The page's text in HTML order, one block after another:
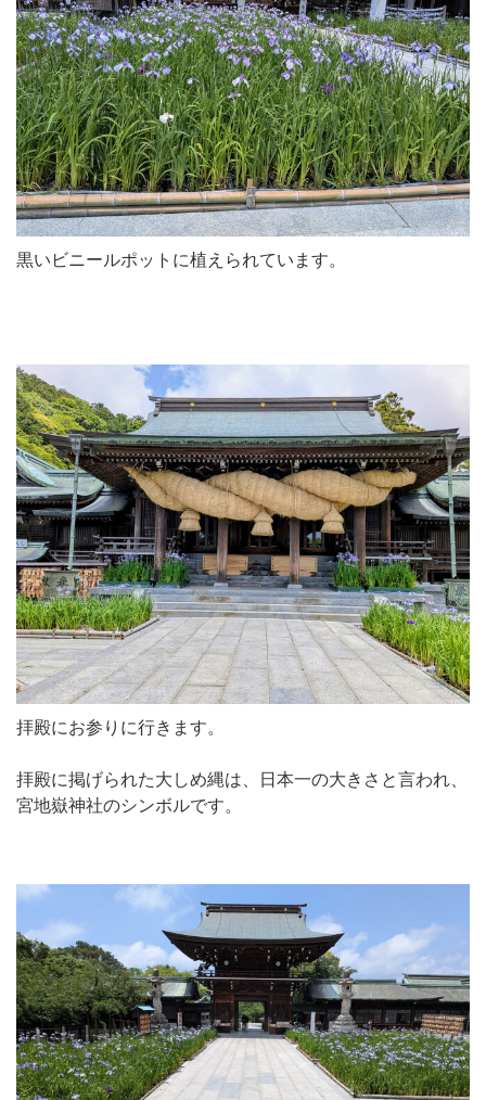
黒いビニールポットに植えられています。
拝殿にお参りに行きます。
拝殿に掲げられた大しめ縄は、日本一の大きさと言われ、
宮地嶽神社のシンボルです。